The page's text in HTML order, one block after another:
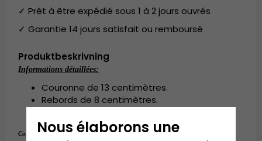
✓ Prêt à être expédié sous 1 à 2 jours ouvrés
✓ Garantie 14 jours satisfait ou remboursé
Produktbeskrivning
Informations détaillées:
Couronne de 13 centimètres.
Rebords de 8 centimètres.
Composition : 100 % paille de panama .
Nous élaborons une